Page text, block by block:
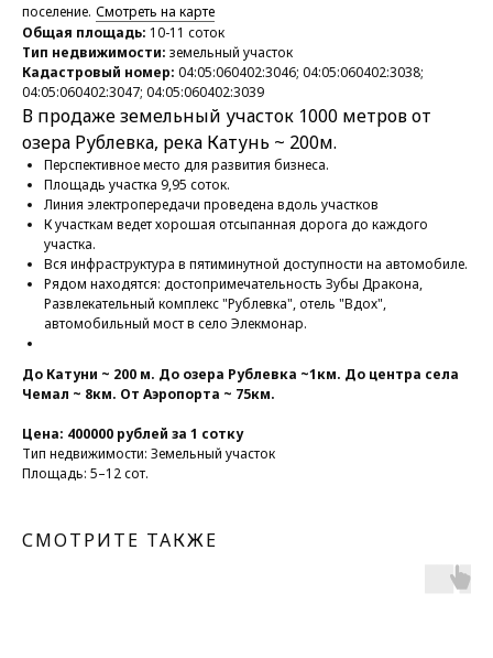
поселение. Смотреть на карте
Общая площадь: 10-11 соток
Тип недвижимости: земельный участок
Кадастровый номер: 04:05:060402:3046; 04:05:060402:3038;
04:05:060402:3047; 04:05:060402:3039
В продаже земельный участок 1000 метров от
озера Рублевка, река Катунь ~ 200м.
Перспективное место для развития бизнеса.
Площадь участка 9,95 соток.
Линия электропередачи проведена вдоль участков
К участкам ведет хорошая отсыпанная дорога до каждого
участка.
Вся инфраструктура в пятиминутной доступности на автомобиле.
Рядом находятся: достопримечательность Зубы Дракона,
Развлекательный комплекс "Рублевка", отель "Вдох",
автомобильный мост в село Элекмонар.
До Катуни ~ 200 м. До озера Рублевка ~1км. До центра села
Чемал ~ 8км. От Аэропорта ~ 75км.
Цена: 400000 рублей за 1 сотку
Тип недвижимости: Земельный участок
Площадь: 5–12 сот.
СМОТРИТЕ ТАКЖЕ